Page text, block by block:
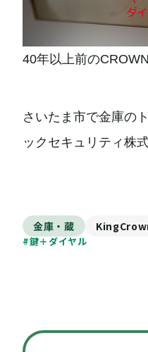
40年以上前の
さいたま市で金庫の
ックセキュリティ株
金庫・蔵
#鍵＋ダイヤル